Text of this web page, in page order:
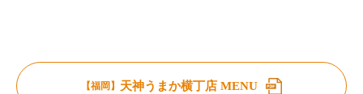
【福岡】 天神うまか横丁店 MENU